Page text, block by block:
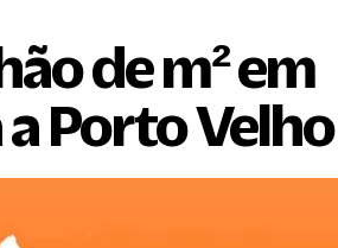
de m² em
Porto Velho